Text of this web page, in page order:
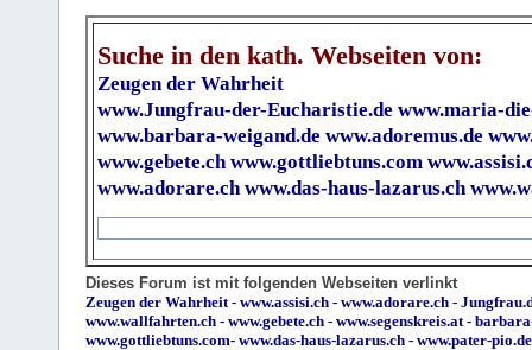
Suche in den kath. Webseiten von:
Zeugen der Wahrheit
www.Jungfrau-der-Eucharistie.de www.maria-
www.barbara-weigand.de www.adoremus.de
www.gebete.ch www.gottliebtuns.com
www.adorare.ch www.das-haus-lazarus.ch
Dieses Forum ist mit folgenden Webseiten verlinkt
Zeugen der Wahrheit - www.assisi.ch - www.adorare.ch -
www.wallfahrten.ch - www.gebete.ch - www.segenskreis.at -
www.gottliebtuns.com- www.das-haus-lazarus.ch - www.pater-pio.de